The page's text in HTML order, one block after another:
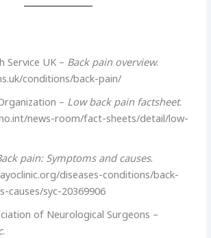
Service UK – Back pain overview.
conditions/back-pain/
– Low back pain factsheet.
news-room/fact-sheets/detail/low-
pain: Symptoms and causes.
diseases-conditions/back-
causes/syc-20369906
of Neurological Surgeons –
.